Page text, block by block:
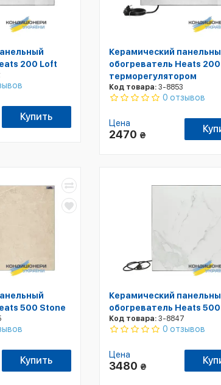
200 Loft
Купить
Керамический
обогреватель Heats
терморегулятором
Код товара:3-8853
0 отзывов
Цена
2470 ₴
500 Stone
Купить
Керамический
обогреватель Heats 500
Код товара:3-8847
0 отзывов
Цена
3480 ₴